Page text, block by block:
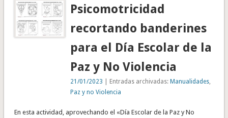
Psicomotricidad
recortando banderines
para el Día Escolar de la
Paz y No Violencia
21/01/2023 | Entradas archivadas:Manualidades
Paz y no Violencia
En esta actividad, aprovechando el «Día Escolar de la Paz y No